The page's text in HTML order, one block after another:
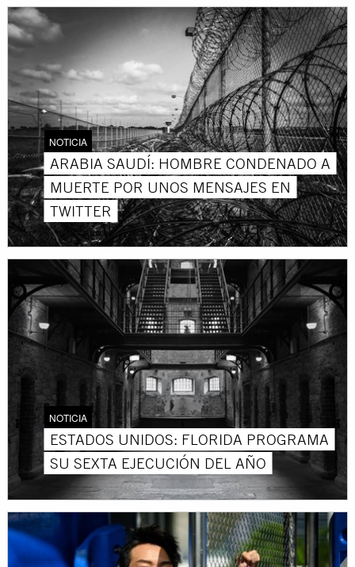
NOTICIA
ARABIA SAUDÍ: HOMBRE CONDENADO A
MUERTE POR UNOS MENSAJES EN
TWITTER
NOTICIA
ESTADOS UNIDOS: FLORIDA PROGRAMA
SU SEXTA EJECUCIÓN DEL AÑO